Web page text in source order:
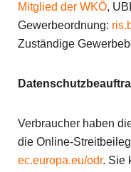
Mitglied der WKÖ,
Gewerbeordnung:
Zuständige
Verbraucher haben
die Online-
ec.europa.eu/odr. Sie